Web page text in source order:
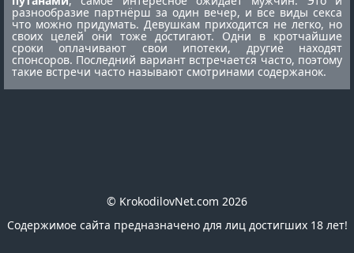
разнообразие партнёрш за один вечер, и все виды секса
что можно придумать. Девушкам приходится не легко, но
своих целей они тоже достигают. Одни в кротчайшие
сроки оплачивают свои ипотеки, другие находят
спонсоров. Последний вариант встречается часто, поэтому
такие встречи часто называют смотринами содержанок.
© KrokodilovNet.com 2026
Содержимое сайта предназначено для лиц достигших 18 лет!